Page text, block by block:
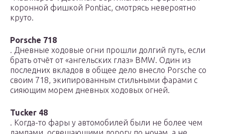
коронной фишкой Pontiac, смотрясь невероятно
круто.
Porsche 718
. Дневные ходовые огни прошли долгий путь, если
брать отчёт от «ангельских глаз» BMW. Один из
последних вкладов в общее дело внесло Porsche со
своим 718, экипированным стильными фарами с
сияющим морем дневных ходовых огней.
Tucker 48
. Когда-то фары у автомобилей были не более чем